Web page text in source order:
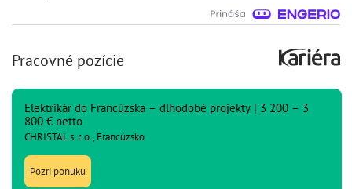
Pracovné pozície
Elektrikár do Francúzska – dlhodobé projekty | 3 200 – 3
800 € netto
CHRISTAL s. r. o., Francúzsko
Pozri ponuku